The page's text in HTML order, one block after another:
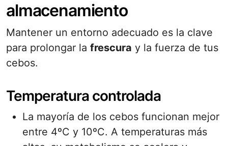
almacenamiento
Mantener un entorno adecuado es la clave
para prolongar la frescura y la fuerza de tus
cebos.
Temperatura controlada
La mayoría de los cebos funcionan mejor
entre 4ºC y 10ºC. A temperaturas más